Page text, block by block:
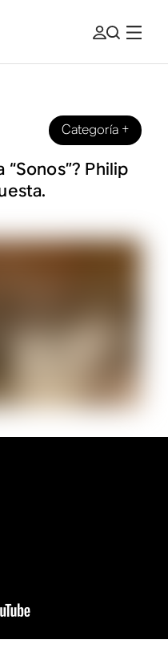
Categoría+
Philip